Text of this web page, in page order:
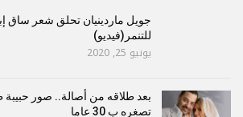
جويل ماردينيان تحلق شعر ساق
للتنمر(فيديو)
يونيو 25, 2020
بعد طلاقه من أصالة.. صور حبيبة
تصغره ب 30 عاما